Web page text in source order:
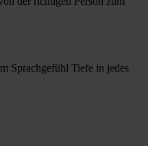
Sprachgefühl Tiefe in jedes